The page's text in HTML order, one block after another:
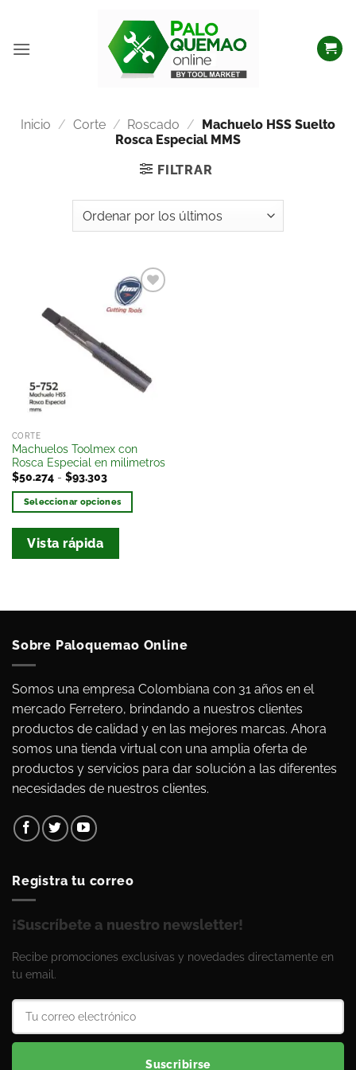
Inicio / Corte / Roscado / Machuelo HSS Suelto
Rosca Especial MMS
FILTRAR
Añadir
deseos
CORTE
Machuelos Toolmex con
Rosca Especial en milimetros
$50.274 - $93.303
Seleccionar opciones
Vista rápida
Sobre Paloquemao Online
Somos una empresa Colombiana con 31 años en el
mercado Ferretero, brindando a nuestros clientes
productos de calidad y en las mejores marcas. Ahora
somos una tienda virtual con una amplia oferta de
productos y servicios para dar solución a las diferentes
necesidades de nuestros clientes.
Registra tu correo
¡Suscríbete a nuestro newsletter!
Recibe promociones exclusivas y novedades directamente en
tu email.
Suscribirse